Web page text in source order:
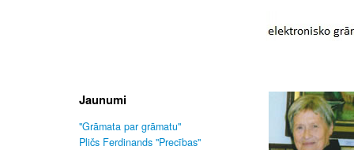
Jaunumi
"Grāmata par grāmatu"
Pličs Ferdinands "Precības"